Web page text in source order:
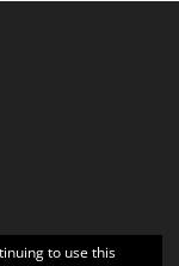
to use this